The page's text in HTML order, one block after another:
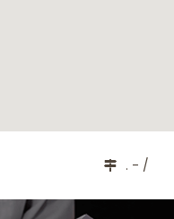
. - /